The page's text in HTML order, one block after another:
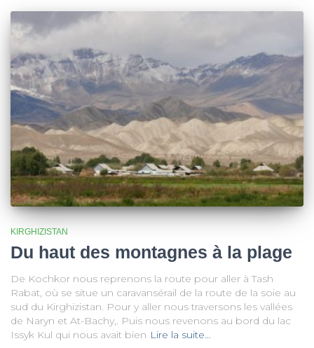
KIRGHIZISTAN
Du haut des montagnes à la plage
De Kochkor nous reprenons la route pour aller à Tash
Rabat, où se situe un caravansérail de la route de la soie au
sud du Kirghizistan. Pour y aller nous traversons les vallées
de Naryn et At-Bachy,. Puis nous revenons au bord du lac
Issyk Kul qui nous avait bien Lire la suite…